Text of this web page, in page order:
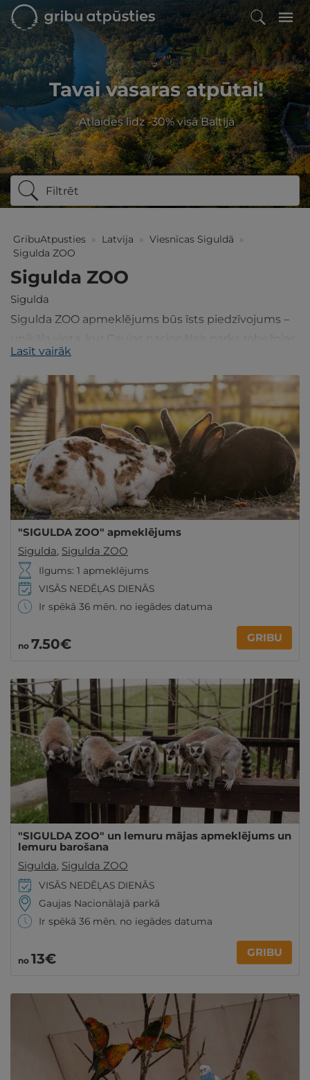
Tavai vasaras atpūtai!
Atlaides līdz -30% visā Baltijā
Filtrēt
GribuAtpusties » Latvija » Viesnīcas Siguldā »
Sigulda ZOO
Sigulda ZOO
Sigulda
Sigulda ZOO apmeklējums būs īsts piedzīvojums –
unikāla vieta, kur Gaujas nacionālais parks robežojas
ar savannu, būs interesanti visu paaudžu viesiem.
Lasīt vairāk
"SIGULDA ZOO" apmeklējums
Sigulda, Sigulda ZOO
Ilgums: 1 apmeklējums
VISĀS NEDĒĻAS DIENĀS
Ir spēkā 36 mēn. no iegādes datuma
no 7.50€ GRIBU
"SIGULDA ZOO" un lemuru mājas apmeklējums un
lemuru barošana
Sigulda, Sigulda ZOO
VISĀS NEDĒĻAS DIENĀS
Gaujas Nacionālajā parkā
Ir spēkā 36 mēn. no iegādes datuma
no 13€ GRIBU